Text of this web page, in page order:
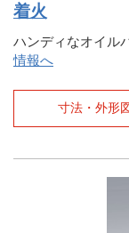
着火
ハンディなオイル
情報へ
寸法・外形